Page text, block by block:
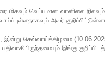
வெப்பமான வானிலை நிலவும்.
அவர்
செவ்வாய்க்கிழமை
இங்கு